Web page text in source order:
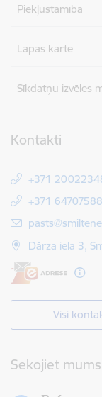
Piekļūstamība
Lapas karte
Sīkdatņu izvēles
Kontakti
+371
+371 64707588
E-pasts:
Dārza iela 3,
Visi
Sekojiet mums